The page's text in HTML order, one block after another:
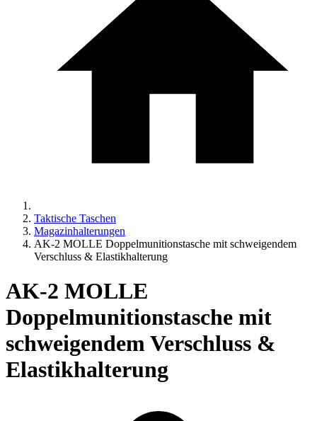
Taktische Taschen
Magazinhalterungen
AK-2 MOLLE Doppelmunitionstasche mit schweigendem
Verschluss & Elastikhalterung
AK-2 MOLLE
Doppelmunitionstasche mit
schweigendem Verschluss &
Elastikhalterung